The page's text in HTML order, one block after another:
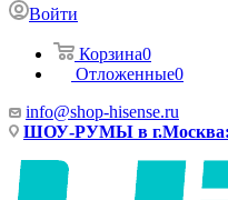
Войти
Корзина0
Отложенные0
info@shop-hisense.ru
ШОУ-РУМЫ в